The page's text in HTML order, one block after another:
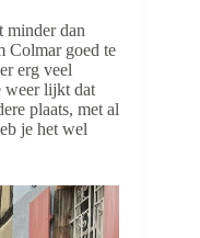
minder dan
Colmar goed te
erg veel
weer lijkt dat
plaats, met al
je het wel